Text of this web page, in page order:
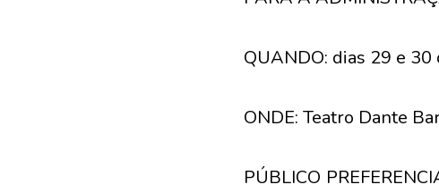
QUANDO: dias 29 e 30
ONDE: Teatro Dante
PÚBLICO